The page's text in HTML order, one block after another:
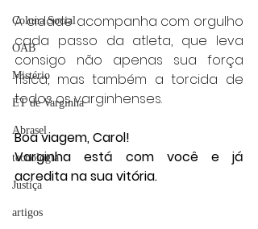
Coluna Social
OAB
Mistério
ET de Varginha
Abrasel
tecnologia
Justiça
artigos
A cidade acompanha com orgulho
cada passo da atleta, que leva
consigo não apenas sua força
física, mas também a torcida de
todos os varginhenses.
Boa viagem, Carol!
Varginha está com você e já
acredita na sua vitória.